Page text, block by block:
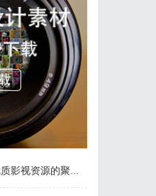
地与观影体验升级方案